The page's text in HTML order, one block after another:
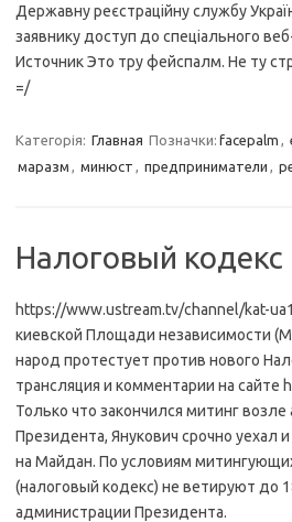
Державну реєстраційну службу
заявнику доступ до спеціального
Источник Это тру фейспалм. Не ту
=/
Категорія: Главная Позначки: facepalm ,
маразм , минюст , предприниматели ,
Налоговый кодекс
https://www.ustream.tv/channel/kat-
киевской Площади независимости
народ протестует против нового
трансляция и комментарии на сайте
Только что закончился митинг
Президента, Янукович срочно
на Майдан. По условиям
(налоговый кодекс) не ветируют до
администрации Президента.